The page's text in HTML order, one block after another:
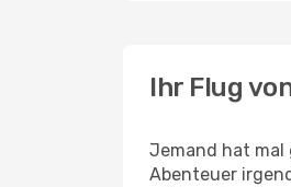
Ihr Flug
Jemand hat mal
Abenteuer